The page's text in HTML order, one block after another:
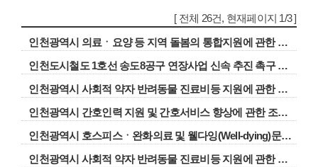
[ 전체 26건, 현재페이지 1/3 ]
인천광역시 의료ㆍ요양 등 지역 돌봄의 통합지원에 관한 조례 일부개정조례안
인천도시철도 1호선 송도8공구 연장사업 신속 추진 촉구 건의안
인천광역시 사회적 약자 반려동물 진료비등 지원에 관한 조례안
인천광역시 간호인력 지원 및 간호서비스 향상에 관한 조례안
인천광역시 호스피스ㆍ완화의료 및 웰다잉(Well-dying)문화조성에 관한 조례 일부개정조례안
인천광역시 사회적 약자 반려동물 진료비등 지원에 관한 조례안